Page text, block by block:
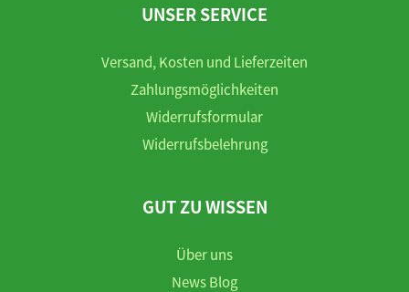
UNSER SERVICE
Versand, Kosten und Lieferzeiten
Zahlungsmöglichkeiten
Widerrufsformular
Widerrufsbelehrung
GUT ZU WISSEN
Über uns
News Blog